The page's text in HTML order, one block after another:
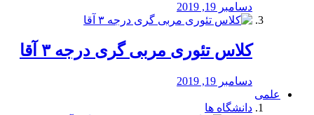
دسامبر 19, 2019
کلاس تئوری مربی گری درجه ۳ آقا
دسامبر 19, 2019
علمی
دانشگاه ها